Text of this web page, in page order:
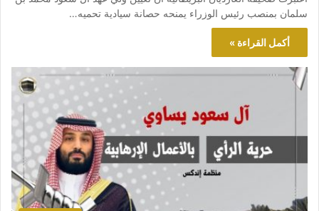
سلمان بمنصب رئيس الوزراء يمنحه حصانة سيادية تحميه…
أكمل القراءة »